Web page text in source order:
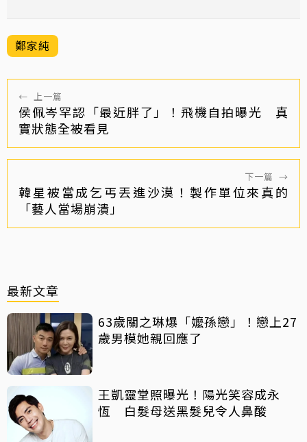
鄭家純
← 上一篇
侯佩岑罕認「最近胖了」！飛機自拍曝光 真
實狀態全被看見
下一篇 →
韓星被當成乞丐丟進沙漠！製作單位來真的
「藝人當場崩潰」
最新文章
63歲關之琳爆「嬤孫戀」！戀上27
歲男模她親回應了
王凱靈堂照曝光！陽光笑容成永
恆 白髮母送黑髮兒令人鼻酸